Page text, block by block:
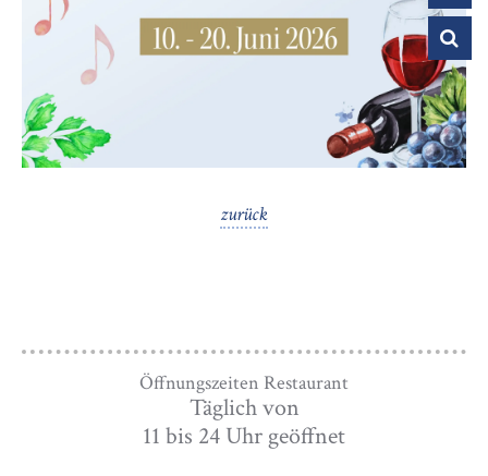
zurück
Öffnungszeiten Restaurant
Täglich von
11 bis 24 Uhr geöffnet